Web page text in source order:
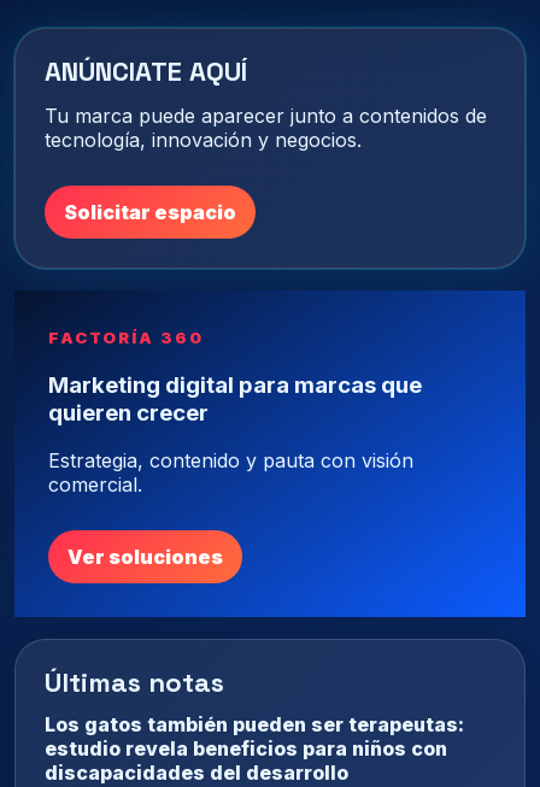
ANÚNCIATE AQUÍ
Tu marca puede aparecer junto a contenidos de
tecnología, innovación y negocios.
Solicitar espacio
FACTORÍA 360
Marketing digital para marcas que
quieren crecer
Estrategia, contenido y pauta con visión
comercial.
Ver soluciones
Últimas notas
Los gatos también pueden ser terapeutas:
estudio revela beneficios para niños con
discapacidades del desarrollo